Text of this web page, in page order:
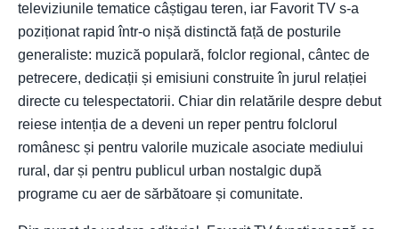
televiziunile tematice câștigau teren, iar Favorit TV s-a
poziționat rapid într-o nișă distinctă față de posturile
generaliste: muzică populară, folclor regional, cântec de
petrecere, dedicații și emisiuni construite în jurul relației
directe cu telespectatorii. Chiar din relatările despre debut
reiese intenția de a deveni un reper pentru folclorul
românesc și pentru valorile muzicale asociate mediului
rural, dar și pentru publicul urban nostalgic după
programe cu aer de sărbătoare și comunitate.